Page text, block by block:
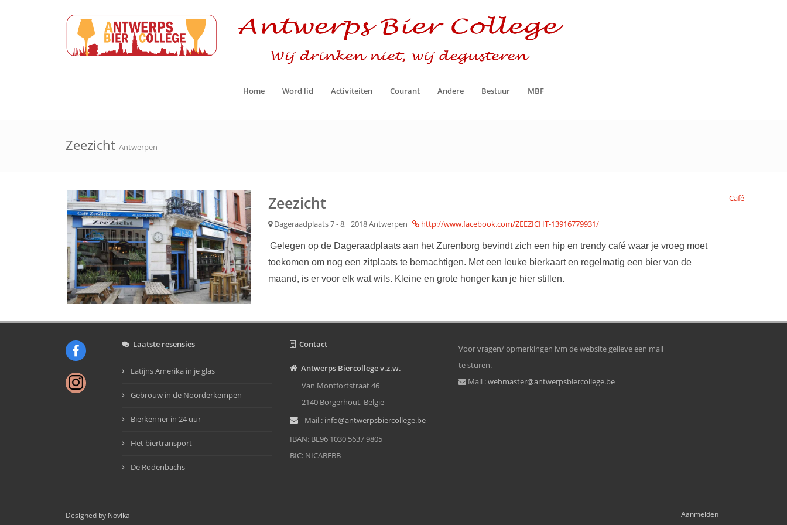
Home Word lid Activiteiten Courant Andere Bestuur MBF
Zeezicht Antwerpen
Zeezicht
Dageraadplaats 7 - 8, 2018 Antwerpen http://www.facebook.com/ZEEZICHT-13916779931/
Gelegen op de Dageraadplaats aan het Zurenborg bevindt zich een hip en trendy café waar je vroeg moet
toekomen om nog een zitplaats te bemachtigen. Met een leuke bierkaart en regelmatig een bier van de
maand, is er voor elk wat wils. Kleine en grote honger kan je hier stillen.
Café
Laatste resensies
Latijns Amerika in je glas
Gebrouw in de Noorderkempen
Bierkenner in 24 uur
Het biertransport
De Rodenbachs
Contact
Antwerps Biercollege v.z.w.
Van Montfortstraat 46
2140 Borgerhout, België
Mail : info@antwerpsbiercollege.be
IBAN: BE96 1030 5637 9805
BIC: NICABEBB
Voor vragen/ opmerkingen ivm de website gelieve een mail
te sturen.
Mail :webmaster@antwerpsbiercollege.be
Designed by Novika Aanmelden